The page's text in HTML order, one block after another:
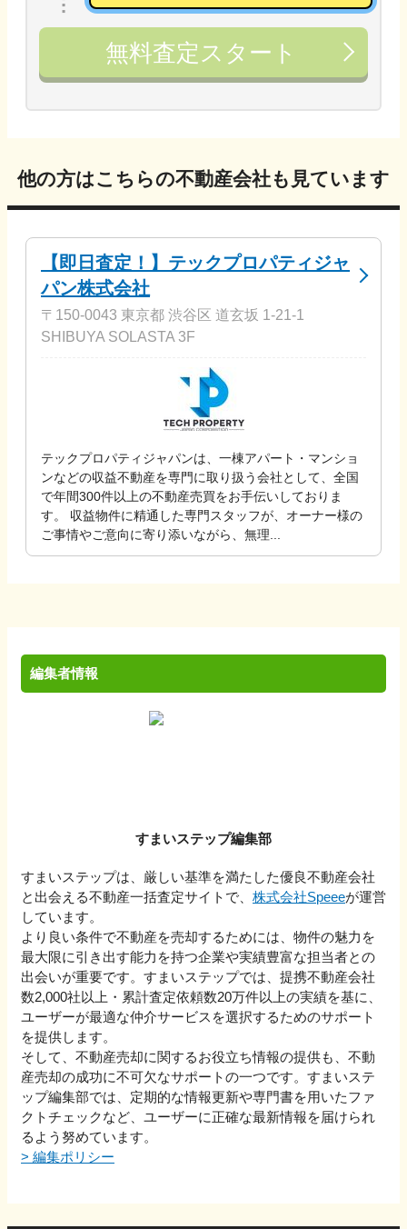
無料査定スタート
他の方はこちらの不動産会社も見ています
【即日査定！】テックプロパティジャ
パン株式会社
〒150-0043 東京都 渋谷区 道玄坂 1-21-1
SHIBUYA SOLASTA 3F
テックプロパティジャパンは、一棟アパート・マンショ
ンなどの収益不動産を専門に取り扱う会社として、全国
で年間300件以上の不動産売買をお手伝いしておりま
す。 収益物件に精通した専門スタッフが、オーナー様の
ご事情やご意向に寄り添いながら、無理...
編集者情報
すまいステップ編集部
すまいステップは、厳しい基準を満たした優良不動産会社
と出会える不動産一括査定サイトで、 株式会社Speeeが運営
しています。
より良い条件で不動産を売却するためには、物件の魅力を
最大限に引き出す能力を持つ企業や実績豊富な担当者との
出会いが重要です。すまいステップでは、提携不動産会社
数2,000社以上・累計査定依頼数20万件以上の実績を基に、
ユーザーが最適な仲介サービスを選択するためのサポート
を提供します。
そして、不動産売却に関するお役立ち情報の提供も、不動
産売却の成功に不可欠なサポートの一つです。すまいステ
ップ編集部では、定期的な情報更新や専門書を用いたファ
クトチェックなど、ユーザーに正確な最新情報を届けられ
るよう努めています。
> 編集ポリシー